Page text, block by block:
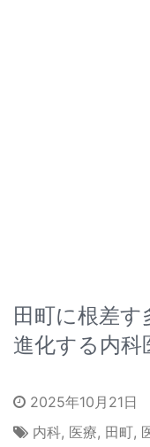
田町に根差す
進化する内科
2025年10月21日
内科, 医療, 田町,